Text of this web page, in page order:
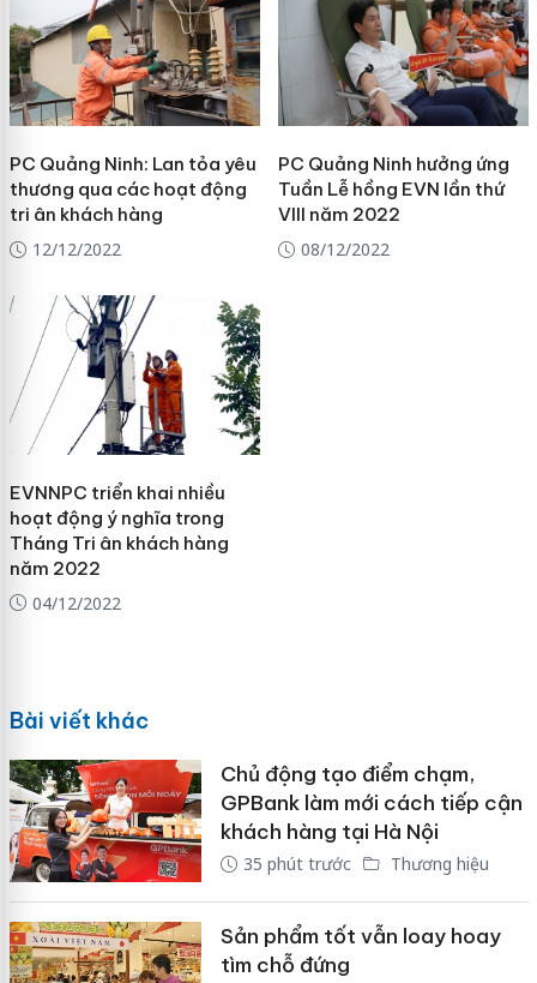
PC Quảng Ninh: Lan tỏa yêu
thương qua các hoạt động
tri ân khách hàng
12/12/2022
PC Quảng Ninh hưởng ứng
Tuần Lễ hồng EVN lần thứ
VIII năm 2022
08/12/2022
EVNNPC triển khai nhiều
hoạt động ý nghĩa trong
Tháng Tri ân khách hàng
năm 2022
04/12/2022
Bài viết khác
Chủ động tạo điểm chạm,
GPBank làm mới cách tiếp cận
khách hàng tại Hà Nội
35 phút trước Thương hiệu
Sản phẩm tốt vẫn loay hoay
tìm chỗ đứng